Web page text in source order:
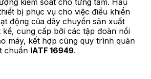
bị phục vụ cho việc điều khiển
động của dây chuyền sản xuất
cung cấp bởi các tập đoàn nổi
máy, kết hợp cùng quy trình quản
chuẩn IATF 16949.